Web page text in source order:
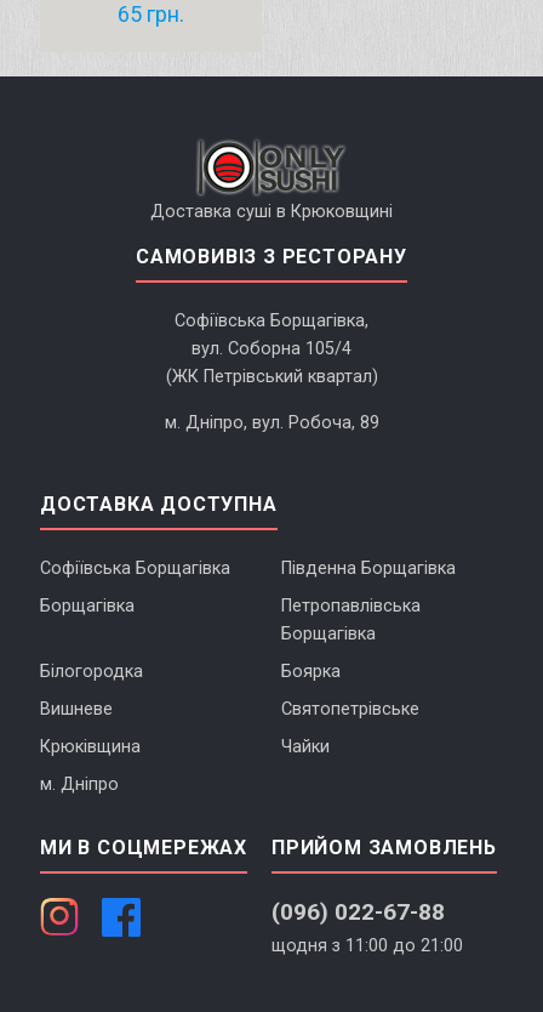
65 грн.
Доставка суші в Крюковщині
САМОВИВІЗ З РЕСТОРАНУ
Софіївська Борщагівка,
вул. Соборна 105/4
(ЖК Петрівський квартал)
м. Дніпро, вул. Робоча, 89
ДОСТАВКА ДОСТУПНА
Софіївська Борщагівка
Південна Борщагівка
Борщагівка
Петропавлівська
Борщагівка
Білогородка
Боярка
Вишневе
Святопетрівське
Крюківщина
Чайки
м. Дніпро
МИ В СОЦМЕРЕЖАХ ПРИЙОМ ЗАМОВЛЕНЬ
(096) 022-67-88
щодня з 11:00 до 21:00